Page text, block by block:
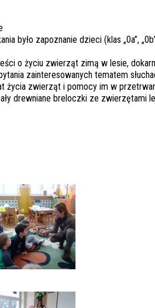
było zapoznanie dzieci (klas „0a”,
o życiu zwierząt zimą w lesie,
zainteresowanych tematem
życia zwierząt i pomocy im w
drewniane breloczki ze zwierzętami